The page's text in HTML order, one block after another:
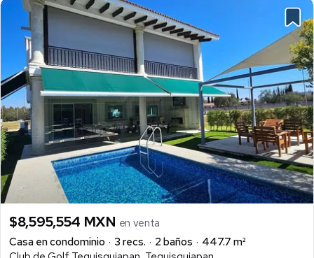
$8,595,554 MXN en venta
Casa en condominio
3 recs. 2 baños
447.7 m²